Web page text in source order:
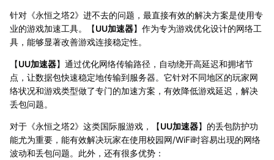
针对《永恒之塔2》进不去的问题，最直接有效的解决方案是使用专
业的游戏加速工具。【UU加速器】作为专为游戏优化设计的网络工
具，能够显著改善游戏连接稳定性。
【UU加速器】通过优化网络传输路径，自动绕开高延迟和拥堵节
点，让数据包快速稳定地传输到服务器。它针对不同地区的玩家网
络状况和游戏类型做了专门的加速方案，有效降低游戏延迟，解决
丢包问题。
对于《永恒之塔2》这类国际服游戏，【UU加速器】的丢包防护功
能尤为重要，能有效解决玩家在使用校园网/WiFi时容易出现的网络
波动和丢包问题。此外，还有很多优势：